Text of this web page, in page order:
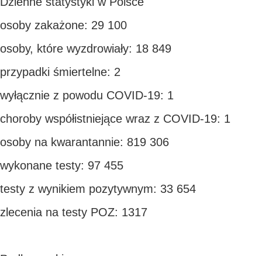
osoby zakażone: 29 100
osoby, które wyzdrowiały: 18 849
przypadki śmiertelne: 2
wyłącznie z powodu COVID-19: 1
choroby współistniejące wraz z COVID-19: 1
osoby na kwarantannie: 819 306
wykonane testy: 97 455
testy z wynikiem pozytywnym: 33 654
zlecenia na testy POZ: 1317